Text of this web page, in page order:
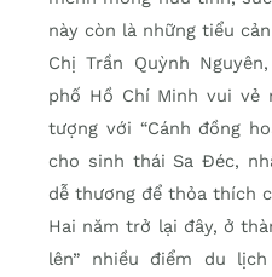
này còn là những tiểu
Chị Trần Quỳnh
phố Hồ Chí Minh vui vẻ
tượng với “Cánh đồng
cho sinh thái Sa Đéc,
dễ thương để thỏa thích
Hai năm trở lại đây, ở
lên” nhiều điểm du